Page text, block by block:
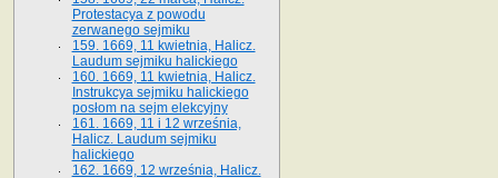
Protestacya z powodu
zerwanego sejmiku
159. 1669, 11 kwietnia, Halicz.
Laudum sejmiku halickiego
160. 1669, 11 kwietnia, Halicz.
Instrukcya sejmiku halickiego
posłom na sejm elekcyjny
161. 1669, 11 i 12 września,
Halicz. Laudum sejmiku
halickiego
162. 1669, 12 września, Halicz.